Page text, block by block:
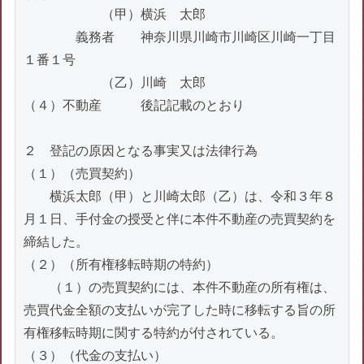
（甲）横浜　太郎
義務者　　神奈川県川崎市川崎区川崎一丁目
１番１号
（乙）川崎　太郎
（４）不動産　　　後記記載のとおり
２　登記の原因となる事実又は法律行為
（１）（売買契約）
横浜太郎（甲）と川崎太郎（乙）は、令和３年８
月１日、手付金の授受と伴に本件不動産の売買契約を
締結した。
（２）（所有権移転時期の特約）
（１）の売買契約には、本件不動産の所有権は、
売買代金全額の支払いが完了した時に移転する旨の所
有権移転時期に関する特約が付されている。
（３）（代金の支払い）